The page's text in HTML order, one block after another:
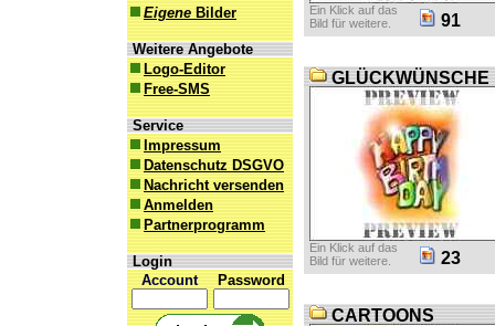
Eigene Bilder
Weitere Angebote
Logo-Editor
Free-SMS
Service
Impressum
Datenschutz DSGVO
Nachricht versenden
Anmelden
Partnerprogramm
Login
Account
Password
Ein Klick auf das
Bild für weitere.
91
GLÜCKWÜNSCHE
Ein Klick auf das
Bild für weitere.
23
CARTOONS